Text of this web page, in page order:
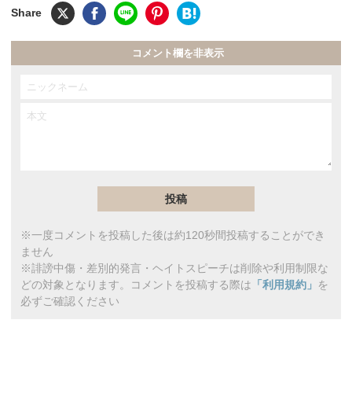
コメント欄を非表示
※一度コメントを投稿した後は約120秒間投稿することができ
ません
※誹謗中傷・差別的発言・ヘイトスピーチは削除や利用制限な
どの対象となります。コメントを投稿する際は 「利用規約」 を
必ずご確認ください